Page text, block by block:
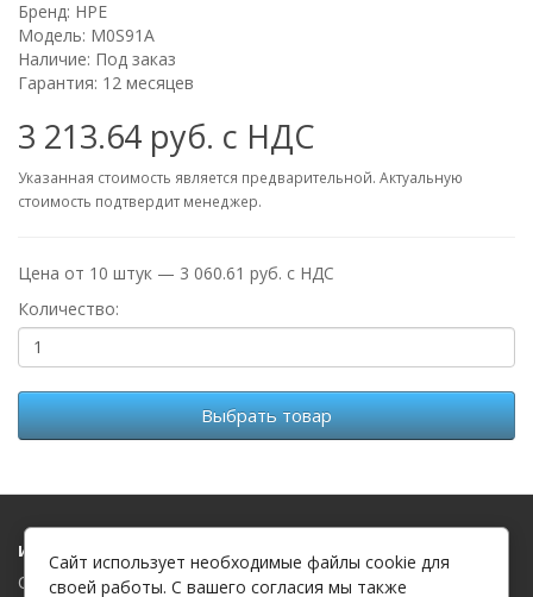
Бренд: HPE
Модель: M0S91A
Наличие: Под заказ
Гарантия: 12 месяцев
3 213.64 руб. с НДС
Указанная стоимость является предварительной. Актуальную
стоимость подтвердит менеджер.
Цена от 10 штук — 3 060.61 руб. с НДС
Количество:
Выбрать товар
Информация
О компании
Сайт использует необходимые файлы cookie для
своей работы. С вашего согласия мы также